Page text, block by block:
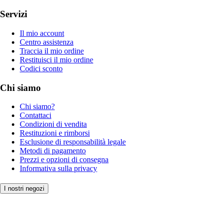
Servizi
Il mio account
Centro assistenza
Traccia il mio ordine
Restituisci il mio ordine
Codici sconto
Chi siamo
Chi siamo?
Contattaci
Condizioni di vendita
Restituzioni e rimborsi
Esclusione di responsabilità legale
Metodi di pagamento
Prezzi e opzioni di consegna
Informativa sulla privacy
I nostri negozi